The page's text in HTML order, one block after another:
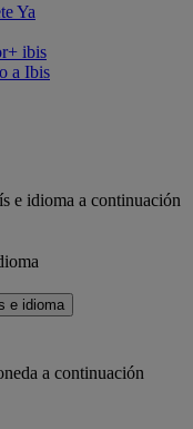
Ya
ibis
a Ibis
e idioma a continuación
e idioma
a continuación